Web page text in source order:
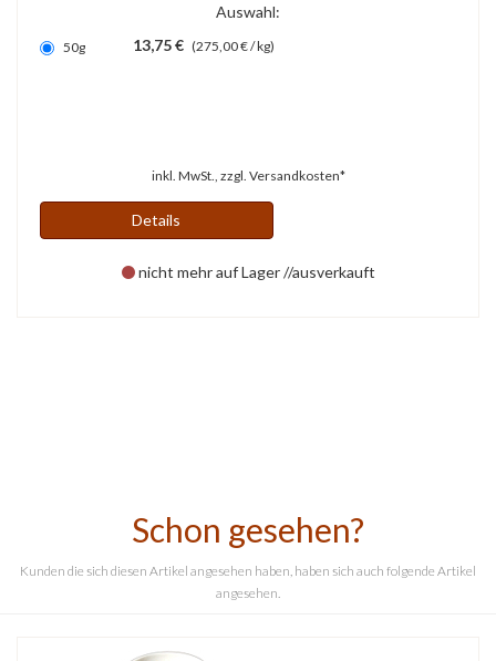
Auswahl:
50g 13,75 € (275,00 € / kg)
inkl. MwSt., zzgl. Versandkosten*
Details
nicht mehr auf Lager //ausverkauft
Schon gesehen?
Kunden die sich diesen Artikel angesehen haben, haben sich auch folgende Artikel
angesehen.